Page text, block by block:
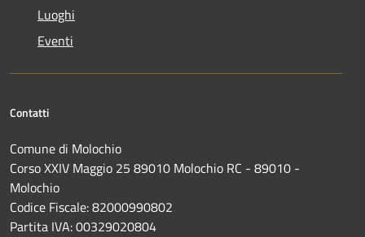
Luoghi
Eventi
Contatti
Comune di Molochio
Corso XXIV Maggio 25 89010 Molochio RC - 89010 -
Molochio
Codice Fiscale: 82000990802
Partita IVA: 00329020804